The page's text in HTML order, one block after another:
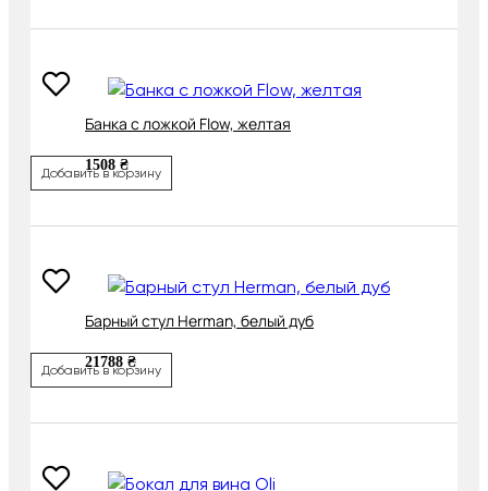
Банка с ложкой Flow, желтая
1508 ₴
Добавить в корзину
Барный стул Herman, белый дуб
21788 ₴
Добавить в корзину